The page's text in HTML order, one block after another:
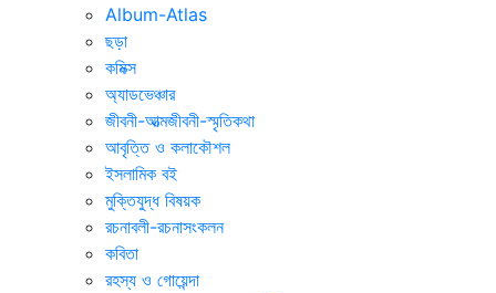
Album-Atlas
ছড়া
কমিক্স
অ্যাডভেঞ্চার
জীবনী-আত্মজীবনী-স্মৃতিকথা
আবৃত্তি ও কলাকৌশল
ইসলামিক বই
মুক্তিযুদ্ধ বিষয়ক
রচনাবলী-রচনাসংকলন
কবিতা
রহস্য ও গোয়েন্দা